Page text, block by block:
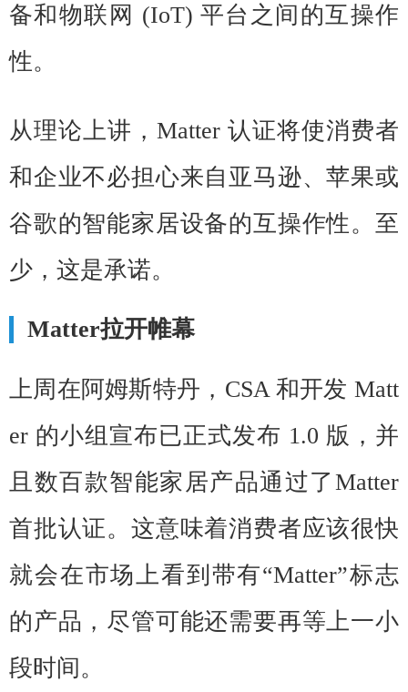
备和物联网 (IoT) 平台之间的互操作
性。
从理论上讲，Matter 认证将使消费者
和企业不必担心来自亚马逊、苹果或
谷歌的智能家居设备的互操作性。至
少，这是承诺。
Matter拉开帷幕
上周在阿姆斯特丹，CSA 和开发 Matt
er 的小组宣布已正式发布 1.0 版，并
且数百款智能家居产品通过了Matter
首批认证。这意味着消费者应该很快
就会在市场上看到带有“Matter”标志
的产品，尽管可能还需要再等上一小
段时间。